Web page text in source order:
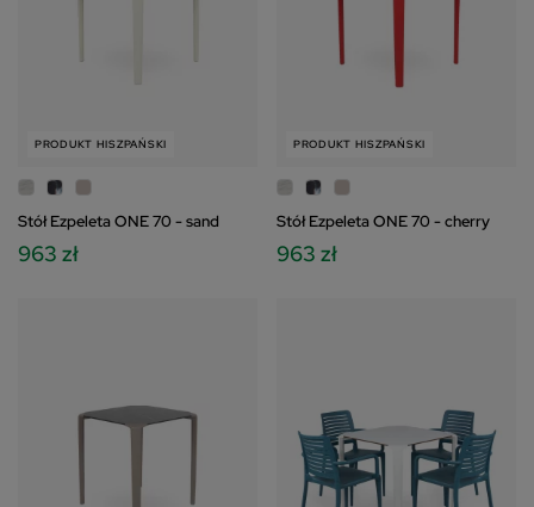
PRODUKT HISZPAŃSKI
Stół Ezpeleta ONE 70 - sand
963 zł
PRODUKT HISZPAŃSKI
Stół Ezpeleta ONE 70 - cherry
963 zł